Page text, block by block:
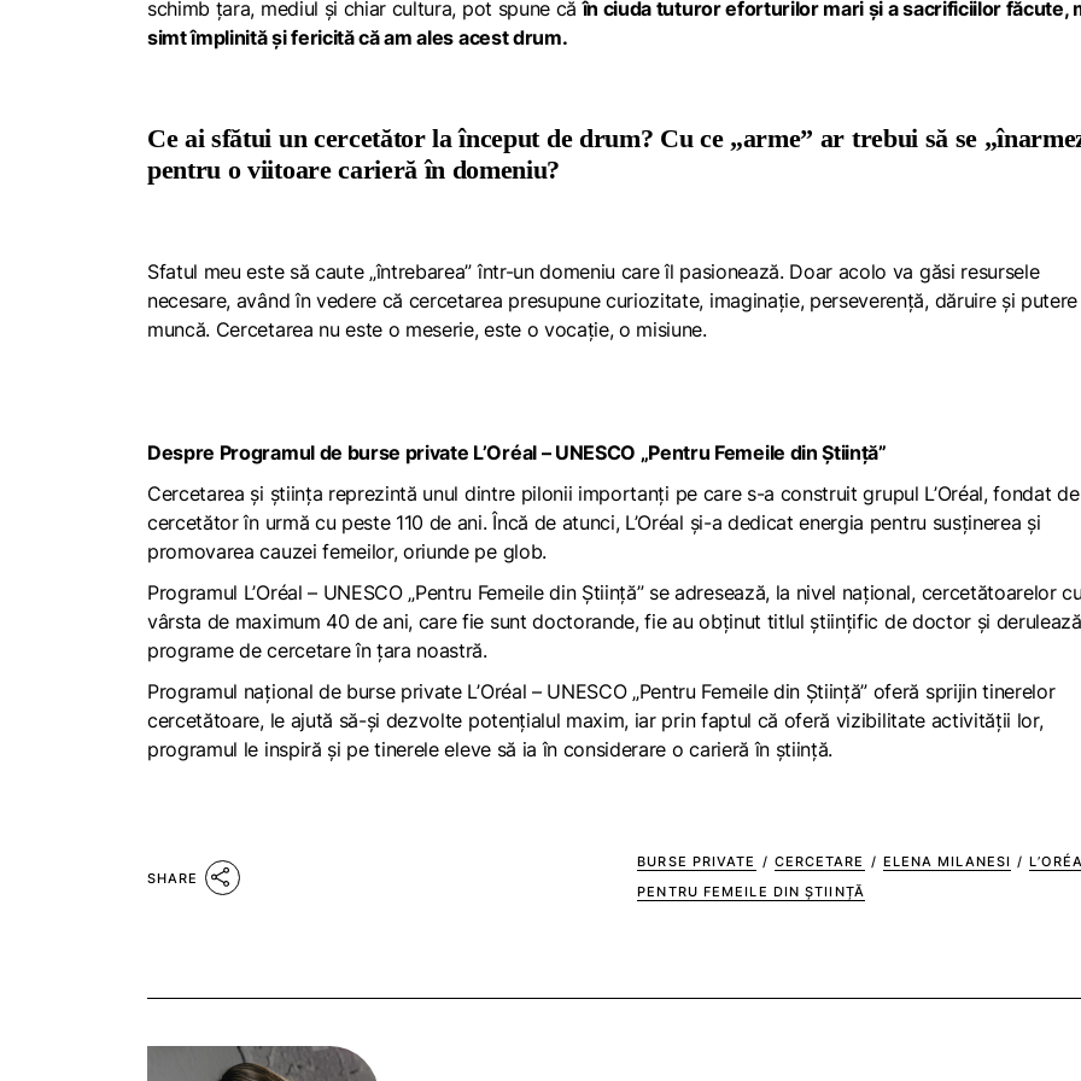
schimb țara, mediul și chiar cultura, pot spune căîn ciuda tuturor eforturilor mari și a sacrificiilor făcute,
simt împlinită și fericită că am ales acest drum.
Ce ai sfătui un cercetător la început de drum? Cu ce „arme” ar trebui să se
pentru o viitoare carieră în domeniu?
Sfatul meu este să caute „întrebarea” într-un domeniu care îl pasionează. Doar acolo va găsi resursele
necesare, având în vedere că cercetarea presupune curiozitate, imaginație, perseverență, dăruire și
muncă. Cercetarea nu este o meserie, este o vocație, o misiune.
Despre Programul de burse private L’Oréal – UNESCO „Pentru Femeile dinȘtiință”
Cercetarea și știința reprezintă unul dintre pilonii importanți pe care s-a construit grupul L’Oréal, fondat
cercetător în urmă cu peste 110 de ani. Încă de atunci, L’Oréal și-a dedicat energia pentru susținerea și
promovarea cauzei femeilor, oriunde pe glob.
Programul L’Oréal – UNESCO „Pentru Femeile din Știință” se adresează, la nivel național, cercetătoarelor cu
vârsta de maximum 40 de ani, care fie sunt doctorande, fie au obţinut titlul ştiinţific de doctor şi derulează
programe de cercetare în țara noastră.
Programul național de burse private L’Oréal – UNESCO „Pentru Femeile din Știință” oferă sprijin tinerelor
cercetătoare, le ajută să-și dezvolte potențialul maxim, iar prin faptul că oferă vizibilitate activității lor,
programul le inspiră și pe tinerele eleve să ia în considerare o carieră în știință.
SHARE
BURSE PRIVATE / CERCETARE / ELENA MILANESI /
PENTRU FEMEILE DIN ȘTIINȚĂ